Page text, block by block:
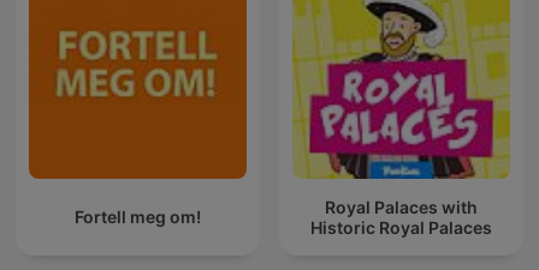
Fortell meg om!
Royal Palaces with
Historic Royal Palaces